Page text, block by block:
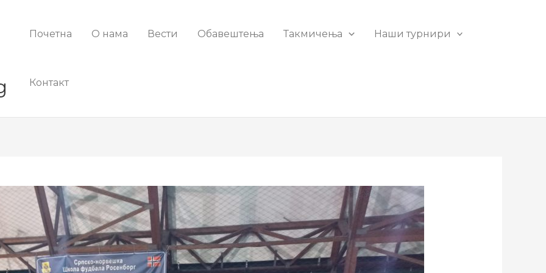
Почетна О нама Вести Обавештења Такмичења Наши турнири
Контакт